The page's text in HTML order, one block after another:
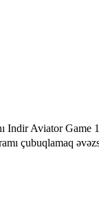
Indir Aviator Game
çubuqlamaq